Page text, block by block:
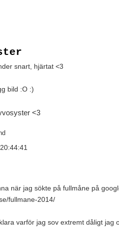
snart, hjärtat <3
bild :O :)
<3
när jag sökte på fullmåne på
fullmane-2014/
varför jag sov extremt dåligt jag